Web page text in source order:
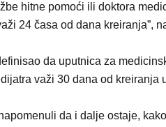
hitne pomoći ili doktora
24 časa od dana kreiranja”,
da uputnica za
važi 30 dana od kreiranja
da i dalje ostaje,